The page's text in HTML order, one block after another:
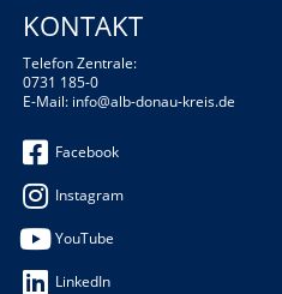
KONTAKT
Telefon Zentrale:
0731 185-0
E-Mail: info@alb-donau-kreis.de
Facebook
Instagram
YouTube
LinkedIn